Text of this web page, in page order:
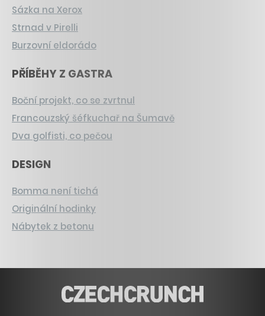
Sázka na Xerox
Strnad v Pirelli
Burzovní eldorádo
PŘÍBĚHY Z GASTRA
Boční projekt, co se zvrtnul
Francouzský šéfkuchař na Šumavě
Dva golfisti, co pečou
DESIGN
Bomma není tichá
Originální hodinky
Nábytek z betonu